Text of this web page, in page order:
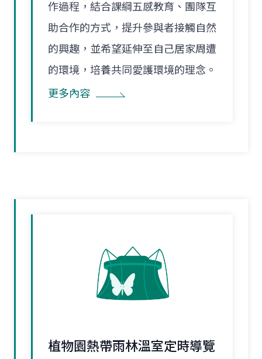
作過程，結合課綱五感教育、團隊互
助合作的方式，提升參與者接觸自然
的興趣，並希望延伸至自己居家周遭
的環境，培養共同愛護環境的理念。
更多內容
植物園熱帶雨林溫室定時導覽